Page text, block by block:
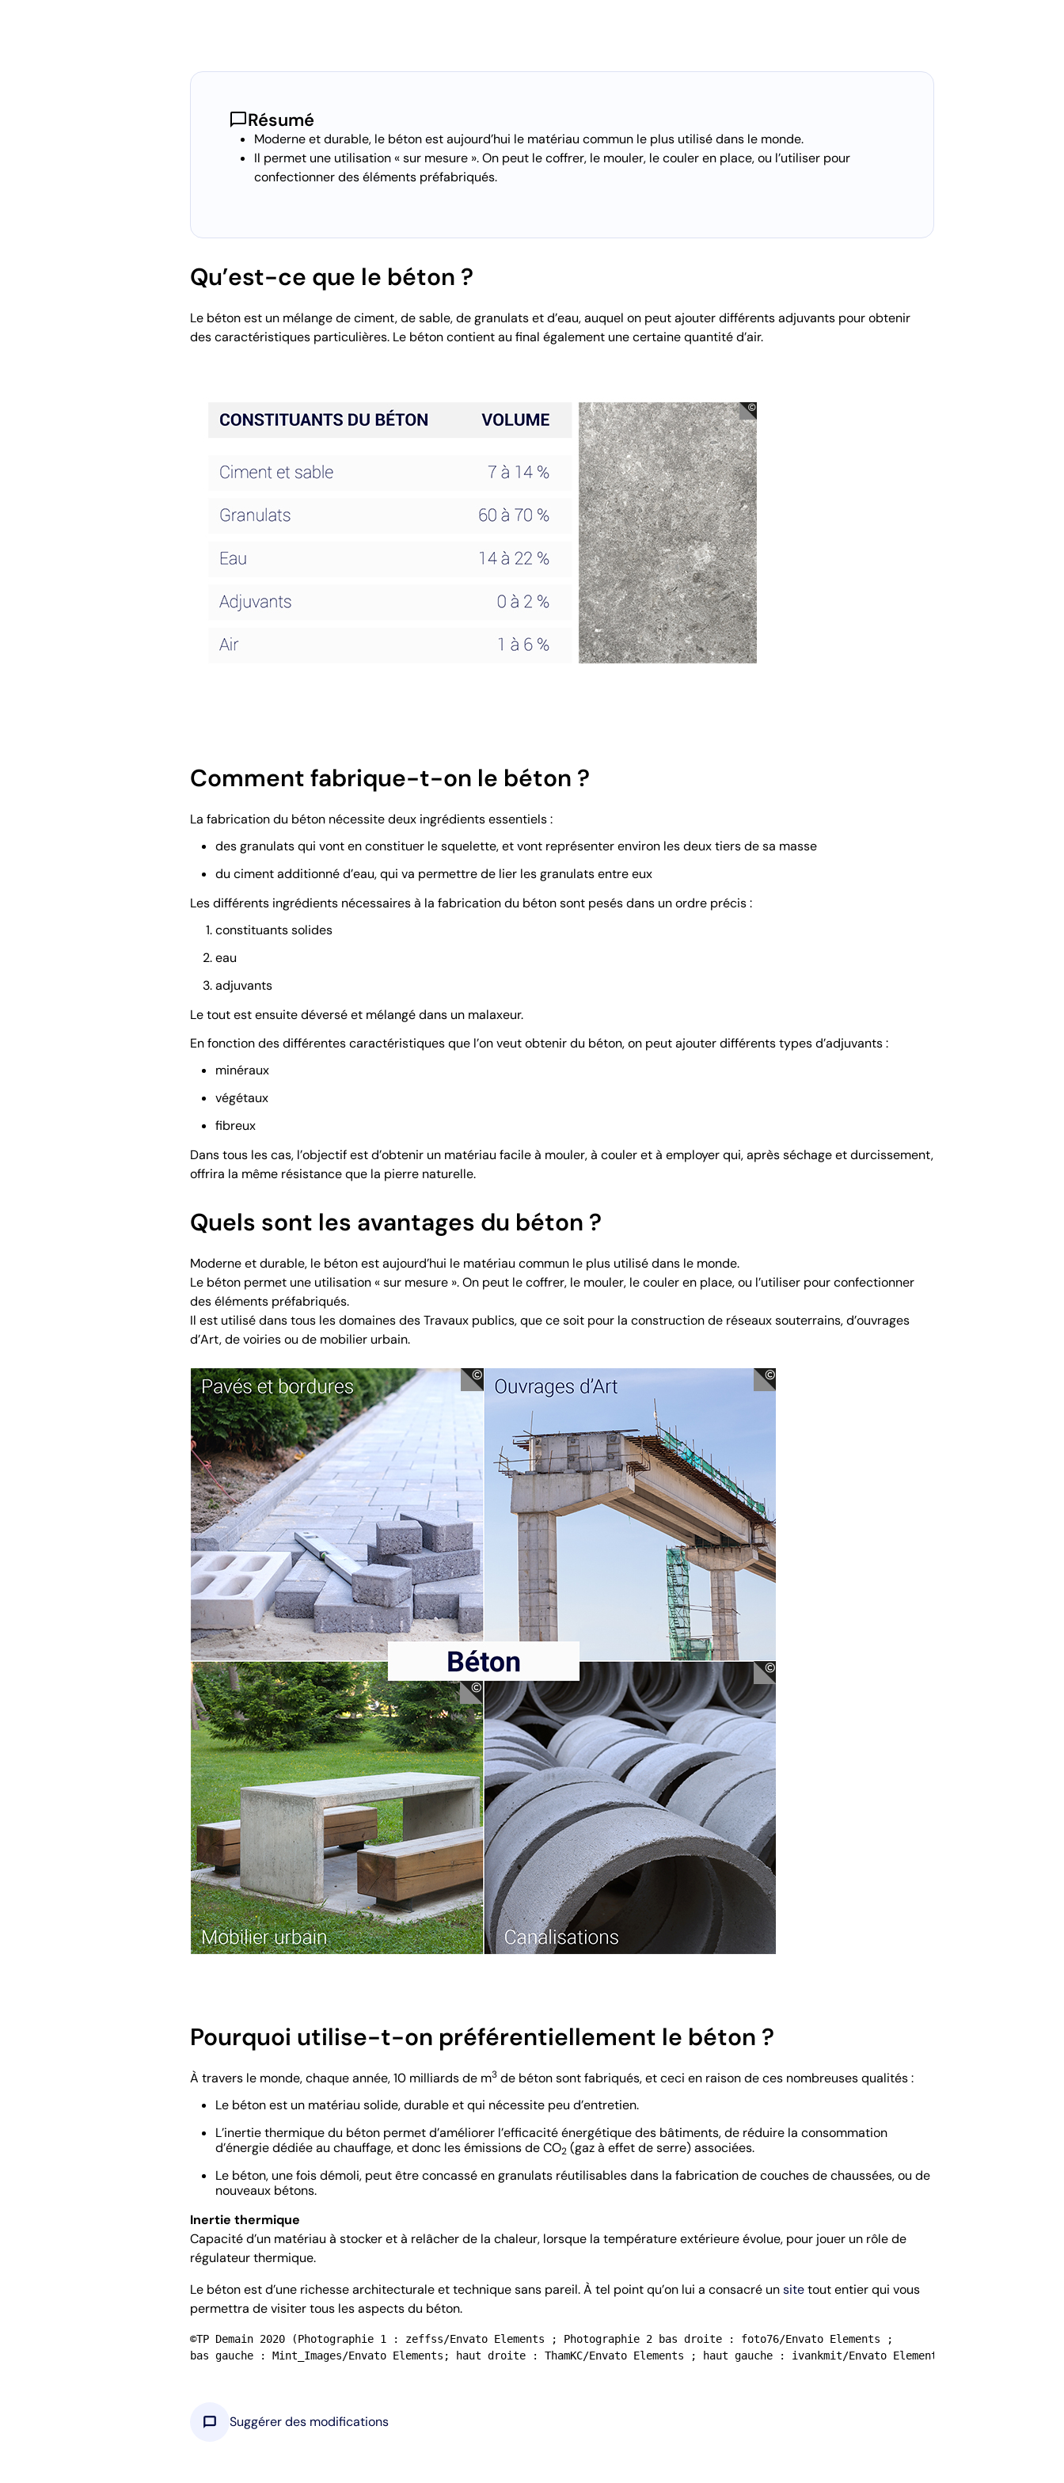
chat_bubbleRésumé
Moderne et durable, le béton est aujourd’hui le matériau commun le plus utilisé dans le monde.
Il permet une utilisation « sur mesure ». On peut le coffrer, le mouler, le couler en place, ou l’utiliser pour
confectionner des éléments préfabriqués.
Qu’est-ce que le béton ?
Le béton est un mélange de ciment, de sable, de granulats et d’eau, auquel on peut ajouter différents adjuvants pour obtenir
des caractéristiques particulières. Le béton contient au final également une certaine quantité d’air.
Comment fabrique-t-on le béton ?
La fabrication du béton nécessite deux ingrédients essentiels :
des granulats qui vont en constituer le squelette, et vont représenter environ les deux tiers de sa masse
du ciment additionné d’eau, qui va permettre de lier les granulats entre eux
Les différents ingrédients nécessaires à la fabrication du béton sont pesés dans un ordre précis :
constituants solides
eau
adjuvants
Le tout est ensuite déversé et mélangé dans un malaxeur.
En fonction des différentes caractéristiques que l’on veut obtenir du béton, on peut ajouter différents types d’adjuvants :
minéraux
végétaux
fibreux
Dans tous les cas, l’objectif est d’obtenir un matériau facile à mouler, à couler et à employer qui, après séchage et durcissement,
offrira la même résistance que la pierre naturelle.
Quels sont les avantages du béton ?
Moderne et durable, le béton est aujourd’hui le matériau commun le plus utilisé dans le monde.
Le béton permet une utilisation « sur mesure ». On peut le coffrer, le mouler, le couler en place, ou l’utiliser pour confectionner
des éléments préfabriqués.
Il est utilisé dans tous les domaines des Travaux publics, que ce soit pour la construction de réseaux souterrains, d’ouvrages
d’Art, de voiries ou de mobilier urbain.
Pourquoi utilise-t-on préférentiellement le béton ?
À travers le monde, chaque année, 10 milliards de m3 de béton sont fabriqués, et ceci en raison de ces nombreuses qualités :
Le béton est un matériau solide, durable et qui nécessite peu d’entretien.
L’inertie thermique du béton permet d’améliorer l’efficacité énergétique des bâtiments, de réduire la consommation
d’énergie dédiée au chauffage, et donc les émissions de CO2 (gaz à effet de serre) associées.
Le béton, une fois démoli, peut être concassé en granulats réutilisables dans la fabrication de couches de chaussées, ou de
nouveaux bétons.
Inertie thermique
Capacité d’un matériau à stocker et à relâcher de la chaleur, lorsque la température extérieure évolue, pour jouer un rôle de
régulateur thermique.
Le béton est d’une richesse architecturale et technique sans pareil. À tel point qu’on lui a consacré unsitetout entier qui vous
permettra de visiter tous les aspects du béton.
©TP Demain 2020 (Photographie 1 : zeffss/Envato Elements ; Photographie 2 bas droite : foto76/Envato Elements ;
bas gauche : Mint_Images/Envato Elements; haut droite : ThamKC/Envato Elements ; haut gauche : ivankmit/Envato Elements)
chat_bubble Suggérer des modifications